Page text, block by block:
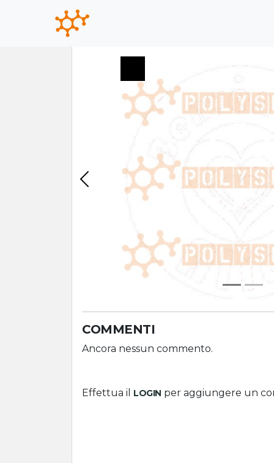
Previous
COMMENTI
Ancora nessun commento.
Effettua il LOGIN per aggiungere un